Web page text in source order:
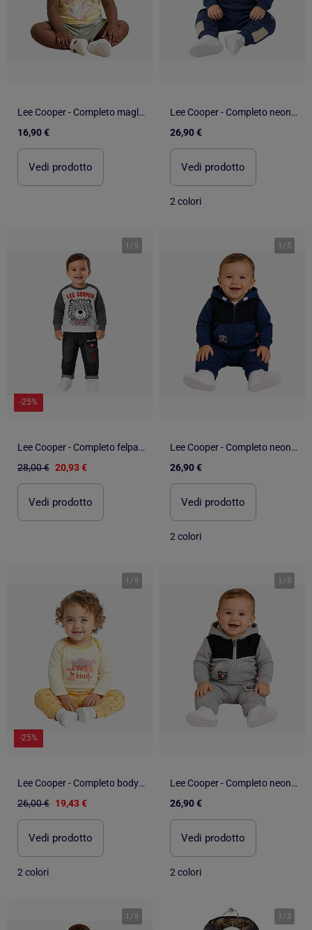
Lee Cooper - Completo maglietta e short neonato
16,90 €
Vedi prodotto
Lee Cooper - Completo neonato bambino
26,90 €
Vedi prodotto
2 colori
1 / 5
-25%
Lee Cooper - Completo felpa e pantalone neonato
28,00 € 20,93 €
Vedi prodotto
1 / 5
Lee Cooper - Completo neonato bambino
26,90 €
Vedi prodotto
2 colori
1 / 5
-25%
Lee Cooper - Completo body con maglietta a maniche lunghe e leggings neonato
26,00 € 19,43 €
Vedi prodotto
2 colori
1 / 5
Lee Cooper - Completo neonato bambino
26,90 €
Vedi prodotto
2 colori
1 / 5 1 / 3